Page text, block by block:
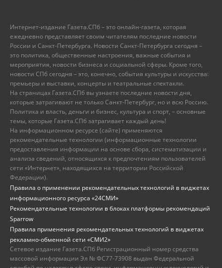
Интернет-издание Газета.СПб – это онлайн-газета, которая
ежедневно представляет своим читателям последние новости
России и Санкт-Петербурга. Новости Санкт-Петербурга сегодня –
это политика, общественные настроения, важные события и
мероприятия, новости бизнеса и социальной сферы. Кроме того,
новости СПб сегодня – это, конечно, события культуры и искусства:
премьеры и выставки, концерты и театральные спектакли.
На страницах Газета.СПб вы узнаете последние новости дня,
которые затрагивают не только Санкт-Петербург, но и всю Россию.
Политика и власть, деньги и бизнес, культура и спорт, – основные
темы, которые Газета.СПб затрагивает каждый день!
На информационном ресурсе (сайте) применяются
рекомендательные технологии (информационные технологии
предоставления информации на основе сбора, систематизации и
анализа сведений, относящихся к предпочтениям пользователей
сети «Интернет», находящихся на территории Российской
Федерации).
Правила о применении рекомендательных технологий в виджетах
информационного ресурса «24СМИ»
Рекомендательные технологии в блоках платформы рекомендаций
Sparrow
Правила применения рекомендательных технологий в виджетах
рекламно-обменной сети «СМИ2»
Сетевое издание Газета.СПб Регистрационный номер средства
массовой информации Эл № ФС77-73908 выдан Федеральной